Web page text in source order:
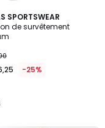
SPORTSWEAR
de survêtement
-25%